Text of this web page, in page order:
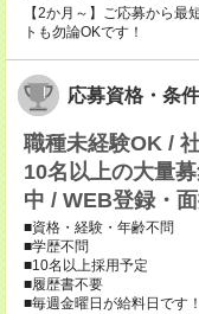
【2か月～】ご応募から
トも勿論OKです！
応募資格・条件
職種未経験OK /
10名以上の大量
中 / WEB登録・
■資格・経験・年齢不問
■学歴不問
■10名以上採用予定
■履歴書不要
■毎週金曜日が給料日です！